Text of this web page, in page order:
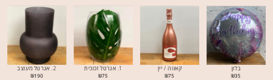
בלון
₪35
קאווה / יין
₪75
1. אגרטל זכוכית
₪75
2. אגרטל מעוצב
₪190